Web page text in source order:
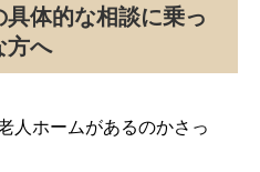
体的な相談に乗っ
方へ
人ホームがあるのかさっ